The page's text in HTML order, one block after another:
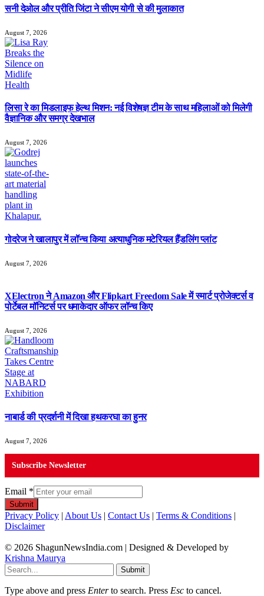
सनी देओल और प्रीति जिंटा ने सीएम योगी से की मुलाकात
August 7, 2026
लिसा रे का मिडलाइफ हेल्थ मिशन: नई विशेषज्ञ टीम के साथ महिलाओं को मिलेगी
वैज्ञानिक और समग्र देखभाल
August 7, 2026
गोदरेज ने खालापुर में लॉन्च किया अत्याधुनिक मटेरियल हैंडलिंग प्लांट
August 7, 2026
XElectron ने Amazon और Flipkart Freedom Sale में स्मार्ट प्रोजेक्टर्स व
पोर्टेबल मॉनिटर्स पर धमाकेदार ऑफर लॉन्च किए
August 7, 2026
नाबार्ड की प्रदर्शनी में दिखा हथकरघा का हुनर
August 7, 2026
Subscribe Newsletter
Email *
Submit
Privacy Policy | About Us | Contact Us | Terms & Conditions |
Disclaimer
© 2026 ShagunNewsIndia.com | Designed & Developed by
Krishna Maurya
Submit
Type above and press Enterto search. Press Esc to cancel.